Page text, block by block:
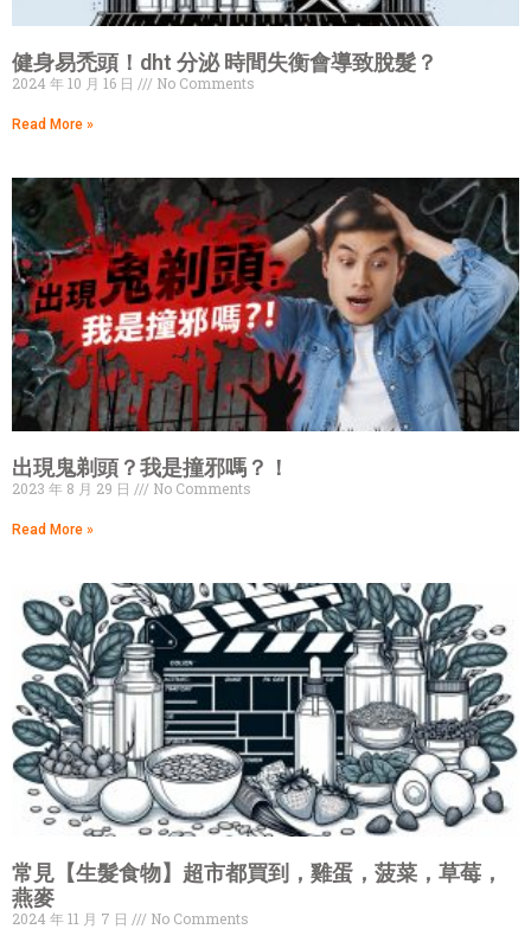
健身易禿頭！dht 分泌 時間失衡會導致脫髮？
2024 年 10 月 16 日 No Comments
Read More »
出現鬼剃頭？我是撞邪嗎？！
2023 年 8 月 29 日 No Comments
Read More »
常見【生髮食物】超市都買到，雞蛋，菠菜，草莓，
燕麥
2024 年 11 月 7 日 No Comments